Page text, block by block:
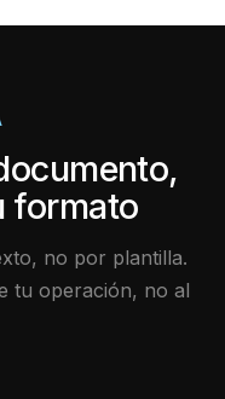
formato
no por plantilla.
tu operación, no al